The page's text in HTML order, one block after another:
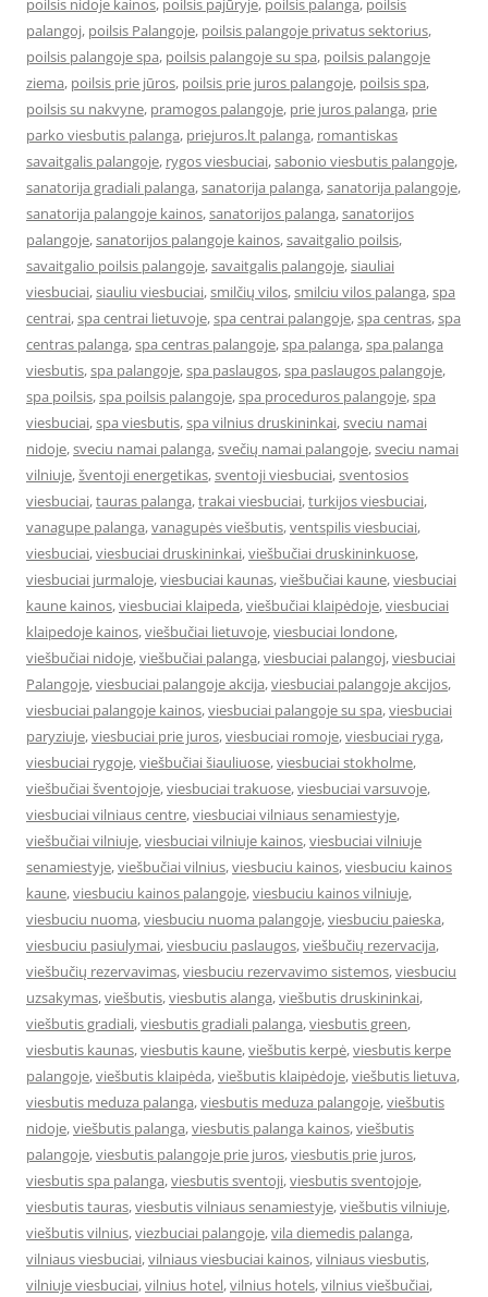
poilsis nidoje kainos, poilsis pajūryje, poilsis palanga, poilsis
palangoj, poilsis Palangoje, poilsis palangoje privatus sektorius,
poilsis palangoje spa, poilsis palangoje su spa, poilsis palangoje
ziema, poilsis prie jūros, poilsis prie juros palangoje, poilsis spa,
poilsis su nakvyne, pramogos palangoje, prie juros palanga, prie
parko viesbutis palanga, priejuros.lt palanga, romantiskas
savaitgalis palangoje, rygos viesbuciai,sabonio viesbutis palangoje,
sanatorija gradiali palanga,sanatorija palanga,sanatorija palangoje,
sanatorija palangoje kainos,sanatorijos palanga,sanatorijos
palangoje,sanatorijos palangoje kainos,savaitgalio poilsis,
savaitgalio poilsis palangoje,savaitgalis palangoje,siauliai
viesbuciai,siauliu viesbuciai,smilčių vilos,smilciu vilos palanga,spa
centrai,spa centrai lietuvoje,spa centrai palangoje,spa centras,spa
centras palanga,spa centras palangoje,spa palanga,spa palanga
viesbutis,spa palangoje,spa paslaugos,spa paslaugos palangoje,
spa poilsis,spa poilsis palangoje,spa proceduros palangoje,spa
viesbuciai,spa viesbutis,spa vilnius druskininkai,sveciu namai
nidoje,sveciu namai palanga,svečių namai palangoje,sveciu namai
vilniuje,šventoji energetikas,sventoji viesbuciai,sventosios
viesbuciai,tauras palanga,trakai viesbuciai,turkijos viesbuciai,
vanagupe palanga,vanagupės viešbutis,ventspilis viesbuciai,
viesbuciai,viesbuciai druskininkai,viešbučiai druskininkuose,
viesbuciai jurmaloje,viesbuciai kaunas,viešbučiai kaune,viesbuciai
kaune kainos,viesbuciai klaipeda,viešbučiai klaipėdoje,viesbuciai
klaipedoje kainos,viešbučiai lietuvoje,viesbuciai londone,
viešbučiai nidoje,viešbučiai palanga,viesbuciai palangoj,viesbuciai
Palangoje,viesbuciai palangoje akcija,viesbuciai palangoje akcijos,
viesbuciai palangoje kainos,viesbuciai palangoje su spa,viesbuciai
paryziuje,viesbuciai prie juros,viesbuciai romoje,viesbuciai ryga,
viesbuciai rygoje,viešbučiai šiauliuose,viesbuciai stokholme,
viešbučiai šventojoje,viesbuciai trakuose,viesbuciai varsuvoje,
viesbuciai vilniaus centre,viesbuciai vilniaus senamiestyje,
viešbučiai vilniuje,viesbuciai vilniuje kainos,viesbuciai vilniuje
senamiestyje,viešbučiai vilnius,viesbuciu kainos,viesbuciu kainos
kaune,viesbuciu kainos palangoje,viesbuciu kainos vilniuje,
viesbuciu nuoma,viesbuciu nuoma palangoje,viesbuciu paieska,
viesbuciu pasiulymai,viesbuciu paslaugos,viešbučių rezervacija,
viešbučių rezervavimas,viesbuciu rezervavimo sistemos,viesbuciu
uzsakymas,viešbutis,viesbutis alanga,viešbutis druskininkai,
viešbutis gradiali,viesbutis gradiali palanga,viesbutis green,
viesbutis kaunas,viesbutis kaune,viešbutis kerpė,viesbutis kerpe
palangoje,viešbutis klaipėda,viešbutis klaipėdoje,viešbutis lietuva,
viesbutis meduza palanga,viesbutis meduza palangoje,viešbutis
nidoje,viešbutis palanga,viesbutis palanga kainos,viešbutis
palangoje,viesbutis palangoje prie juros,viesbutis prie juros,
viesbutis spa palanga,viesbutis sventoji,viesbutis sventojoje,
viesbutis tauras,viesbutis vilniaus senamiestyje,viešbutis vilniuje,
viešbutis vilnius,viezbuciai palangoje,vila diemedis palanga,
vilniaus viesbuciai,vilniaus viesbuciai kainos,vilniaus viesbutis,
vilniuje viesbuciai,vilnius hotel,vilnius hotels,vilnius viešbučiai,